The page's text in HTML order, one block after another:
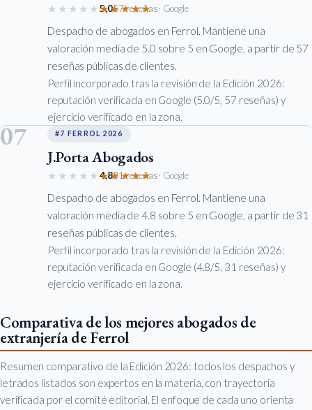
★★★★★★★★★★
5,057 reseñas· Google
Despacho de abogados en Ferrol. Mantiene una
valoración media de 5.0 sobre 5 en Google, a partir de 57
reseñas públicas de clientes.
Perfil incorporado tras la revisión de la Edición 2026:
reputación verificada en Google (5.0/5, 57 reseñas) y
ejercicio verificado en la zona.
07 #7 FERROL 2026
J.Porta Abogados
★★★★★★★★★★
4,831 reseñas· Google
Despacho de abogados en Ferrol. Mantiene una
valoración media de 4.8 sobre 5 en Google, a partir de 31
reseñas públicas de clientes.
Perfil incorporado tras la revisión de la Edición 2026:
reputación verificada en Google (4.8/5, 31 reseñas) y
ejercicio verificado en la zona.
Comparativa de los mejores abogados de
extranjería de Ferrol
Resumen comparativo de la Edición 2026: todos los despachos y
letrados listados son expertos en la materia, con trayectoria
verificada por el comité editorial. El enfoque de cada uno orienta